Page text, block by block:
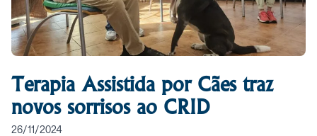
Terapia Assistida por Cães traz
novos sorrisos ao CRID
26/11/2024